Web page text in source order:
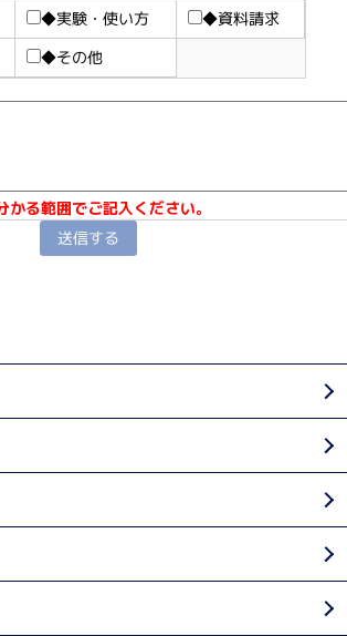
◆実験・使い方 ◆資料請求
◆その他
る範囲でご記入ください。